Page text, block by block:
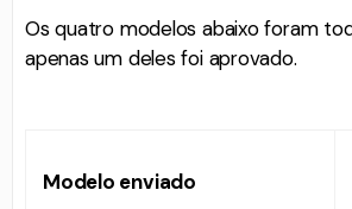
Os quatro modelos abaixo foram
apenas um deles foi aprovado.
Modelo enviado